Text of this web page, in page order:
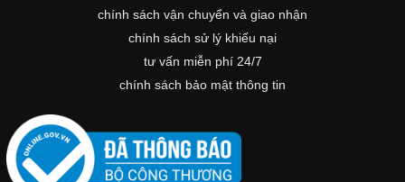
chính sách vận chuyển và giao nhận
chính sách sử lý khiếu nại
tư vấn miễn phí 24/7
chính sách bảo mật thông tin